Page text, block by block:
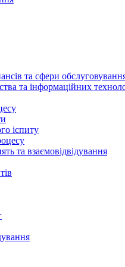
та сфери
та інформаційних
іспиту
та взаємовідвідування